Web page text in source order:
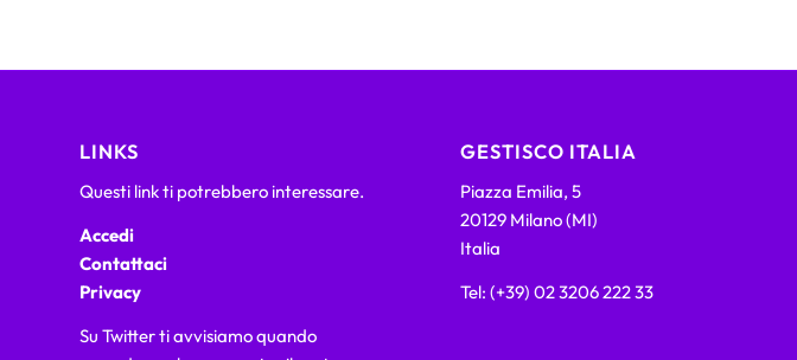
LINKS
Questi link ti potrebbero interessare.
Accedi
Contattaci
Privacy
Su Twitter ti avvisiamo quando
GESTISCO ITALIA
Piazza Emilia, 5
20129 Milano (MI)
Italia
Tel: (+39) 02 3206 222 33